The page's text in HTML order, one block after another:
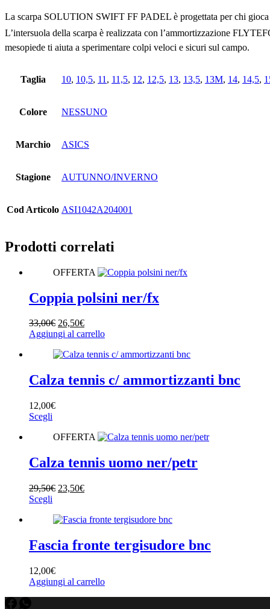
La scarpa SOLUTION SWIFT FF PADEL è progettata per chi
L’intersuola della scarpa è realizzata con l’ammortizzazione
mesopiede ti aiuta a sperimentare colpi veloci e sicuri sul campo.
Taglia 10, 10,5, 11 , 11,5, 12, 12,5, 13, 13,5, 13M, 14, 14,5,
Colore NESSUNO
Marchio ASICS
Stagione AUTUNNO/INVERNO
Cod Articolo ASI1042A204001
Prodotti correlati
OFFERTA
Coppia polsini ner/fx
33,00€ Il
prezzo
era:
26,50€Il
prezzo
è:
Aggiungi al carrello
Calza tennis c/ ammortizzanti bnc
12,00€
Scegli
ha
varianti.
Le
possono
essere
scelte
nella
del
OFFERTA
Calza tennis uomo ner/petr
29,50€ Il
era:
23,50€Il
è:
Scegli
ha
varianti.
Le
possono
essere
scelte
Fascia fronte tergisudore bnc
12,00€
Aggiungi al carrello